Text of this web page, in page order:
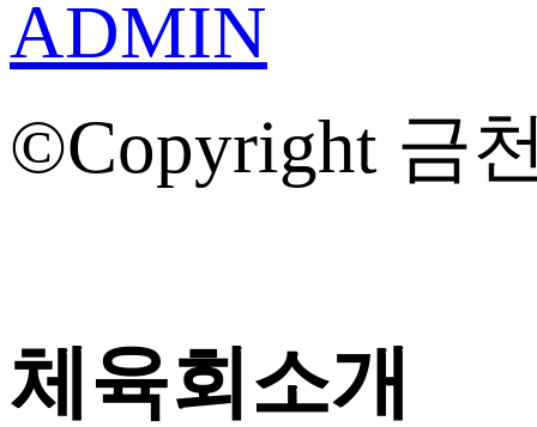
ADMIN
©Copyright 금
체육회소개